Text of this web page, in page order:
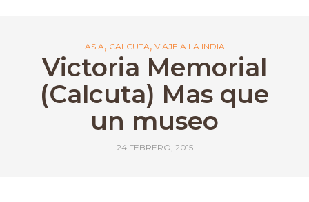
ASIA, CALCUTA, VIAJE A LA INDIA
Victoria Memorial
(Calcuta) Mas que
un museo
24 FEBRERO, 2015